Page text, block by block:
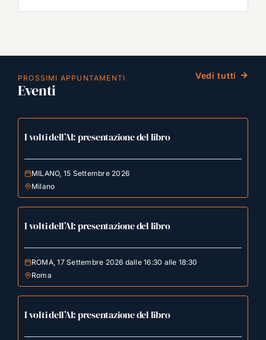
PROSSIMI APPUNTAMENTI
Eventi
Vedi tutti
I volti dell’AI: presentazione del libro
MILANO, 15 Settembre 2026
Milano
I volti dell’AI: presentazione del libro
ROMA, 17 Settembre 2026 dalle 16:30 alle 18:30
Roma
I volti dell’AI: presentazione del libro